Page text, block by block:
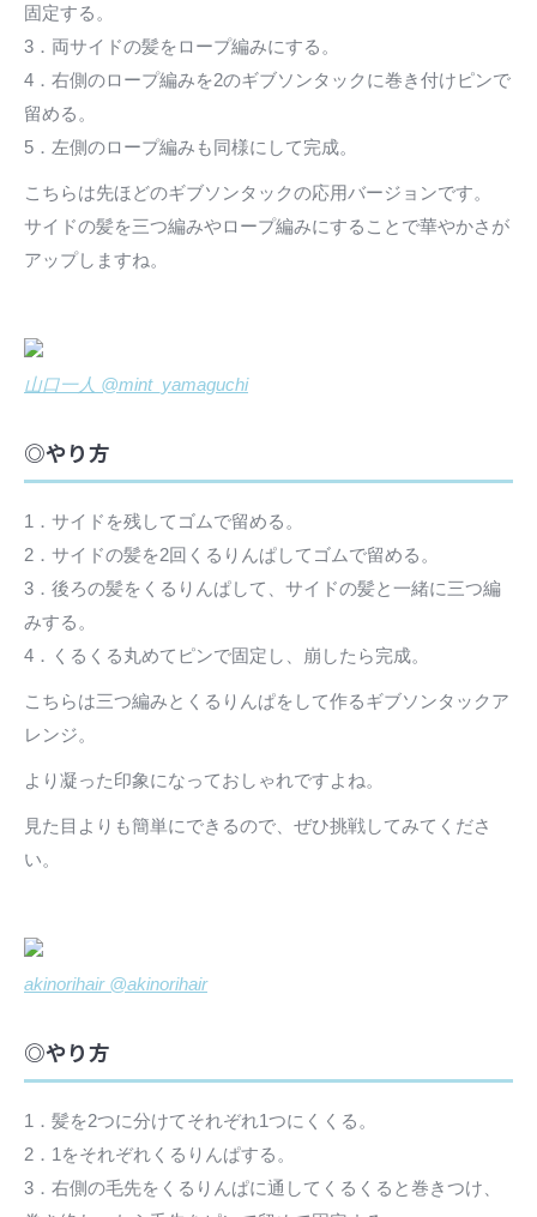
固定する。
3．両サイドの髪をロープ編みにする。
4．右側のロープ編みを2のギブソンタックに巻き付けピンで
留める。
5．左側のロープ編みも同様にして完成。
こちらは先ほどのギブソンタックの応用バージョンです。
サイドの髪を三つ編みやロープ編みにすることで華やかさが
アップしますね。
山口一人 @mint_yamaguchi
◎やり方
1．サイドを残してゴムで留める。
2．サイドの髪を2回くるりんぱしてゴムで留める。
3．後ろの髪をくるりんぱして、サイドの髪と一緒に三つ編
みする。
4．くるくる丸めてピンで固定し、崩したら完成。
こちらは三つ編みとくるりんぱをして作るギブソンタックア
レンジ。
より凝った印象になっておしゃれですよね。
見た目よりも簡単にできるので、ぜひ挑戦してみてくださ
い。
akinorihair @akinorihair
◎やり方
1．髪を2つに分けてそれぞれ1つにくくる。
2．1をそれぞれくるりんぱする。
3．右側の毛先をくるりんぱに通してくるくると巻きつけ、